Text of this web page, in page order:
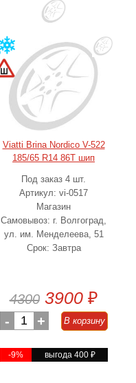
Viatti Brina Nordico V-522
185/65 R14 86T шип
Под заказ 4 шт.
Артикул: vi-0517
Магазин
Самовывоз: г. Волгоград,
ул. им. Менделеева, 51
Срок: Завтра
4300 3900 ₽
- 1 + В корзину
-9% выгода 400 ₽